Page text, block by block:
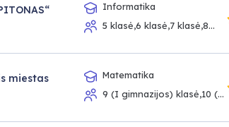
Informatika
5 klasė,6 klasė,7 klasė,8
miestas
Matematika
9 (I gimnazijos) klasė,10 (II